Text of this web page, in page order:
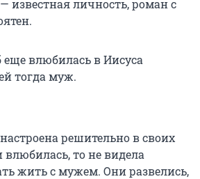
известная личность, роман с
еще влюбилась в Иисуса
тогда муж.
решительно в своих
влюбилась, то не видела
жить с мужем. Они развелись,